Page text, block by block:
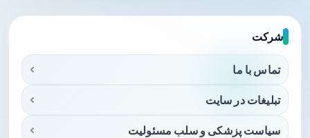
شرکت
تماس با ما
تبلیغات در سایت
سیاست پزشکی و سلب مسئولیت